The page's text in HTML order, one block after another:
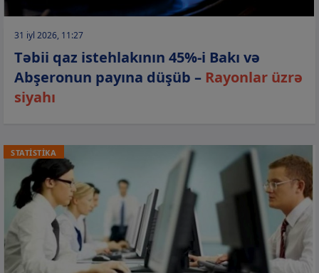
31 iyl 2026, 11:27
Təbii qaz istehlakının 45%-i Bakı və
Abşeronun payına düşüb – Rayonlar üzrə
siyahı
STATİSTİKA